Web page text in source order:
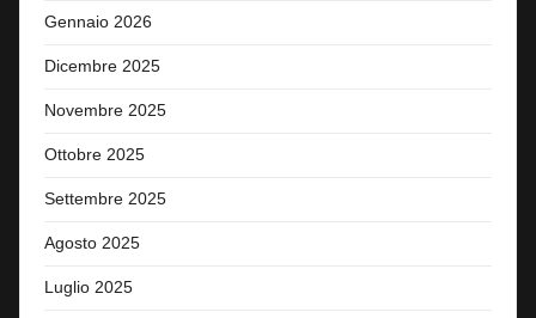
Gennaio 2026
Dicembre 2025
Novembre 2025
Ottobre 2025
Settembre 2025
Agosto 2025
Luglio 2025